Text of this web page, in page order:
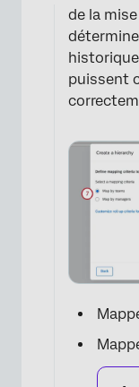
de la
puissent